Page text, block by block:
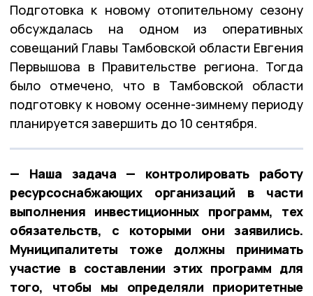
Подготовка к новому отопительному сезону
обсуждалась на одном из оперативных
совещаний Главы Тамбовской области Евгения
Первышова в Правительстве региона. Тогда
было отмечено, что в Тамбовской области
подготовку к новому осенне-зимнему периоду
планируется завершить до 10 сентября.
— Наша задача — контролировать работу
ресурсоснабжающих организаций в части
выполнения инвестиционных программ, тех
обязательств, с которыми они заявились.
Муниципалитеты тоже должны принимать
участие в составлении этих программ для
того, чтобы мы определяли приоритетные